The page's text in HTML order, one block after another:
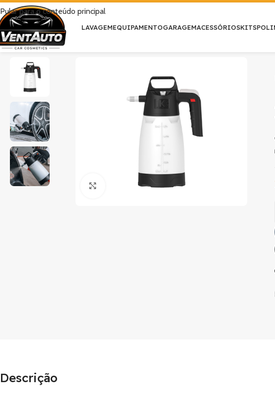
Pular para o conteúdo principal
LAVAGEMEQUIPAMENTOGARAGEMACESSÓRIOSKITS
Clique para ampliar
Descrição